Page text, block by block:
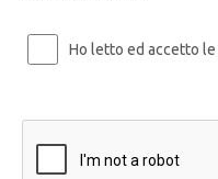
Ho letto ed accetto le